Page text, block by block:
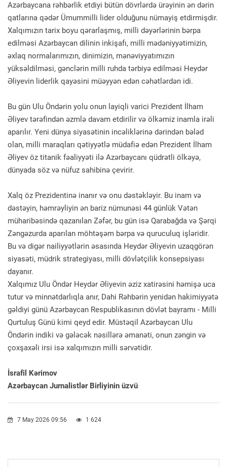
Azərbaycana rəhbərlik etdiyi bütün dövrlərdə ürəyinin ən dərin
qatlarına qədər Ümummilli lider olduğunu nümayiş etdirmişdir.
Xalqımızın tarix boyu qərarlaşmış, milli dəyərlərinin bərpa
edilməsi Azərbaycan dilinin inkişafı, milli mədəniyyətimizin,
əxlaq normalarımızın, dinimizin, mənəviyyatımızın
yüksəldilməsi, gənclərin milli ruhda tərbiyə edilməsi Heydər
Əliyevin liderlik qayəsini müəyyən edən cəhətlərdən idi.
Bu gün Ulu Öndərin yolu onun layiqli varici Prezident İlham
Əliyev tərəfindən əzmlə davam etdirilir və ölkəmiz inamla irəli
aparılır. Yeni dünya siyasətinin incəliklərinə dərindən bələd
olan, milli maraqları qətiyyətlə müdafiə edən Prezident İlham
Əliyev öz titanik fəaliyyəti ilə Azərbaycanı qüdrətli ölkəyə,
dünyada söz və nüfuz sahibinə çevirir.
Xalq öz Prezidentinə inanır və onu dəstəkləyir. Bu inam və
dəstəyin, həmrəyliyin ən bariz nümunəsi 44 günlük Vətən
müharibəsində qazanılan Zəfər, bu gün isə Qarabağda və Şərqi
Zəngəzurda aparılan möhtəşəm bərpa və quruculuq işləridir.
Bu və digər nailiyyətlərin əsasında Heydər Əliyevin uzaqgörən
siyasəti, müdrik strategiyası, milli dövlətçilik konsepsiyası
dayanır.
Xalqımız Ulu Öndər Heydər Əliyevin əziz xatirəsini həmişə uca
tutur və minnətdarlıqla anır, Dahi Rəhbərin yenidən hakimiyyətə
gəldiyi günü Azərbaycan Respublikasının dövlət bayramı - Milli
Qurtuluş Günü kimi qeyd edir. Müstəqil Azərbaycan Ulu
Öndərin indiki və gələcək nəsillərə əmanəti, onun zəngin və
çoxşaxəli irsi isə xalqımızın milli sərvətidir.
İsrafil Kərimov
Azərbaycan Jurnalistlər Birliyinin üzvü
7 May 2026 09:56 1 624